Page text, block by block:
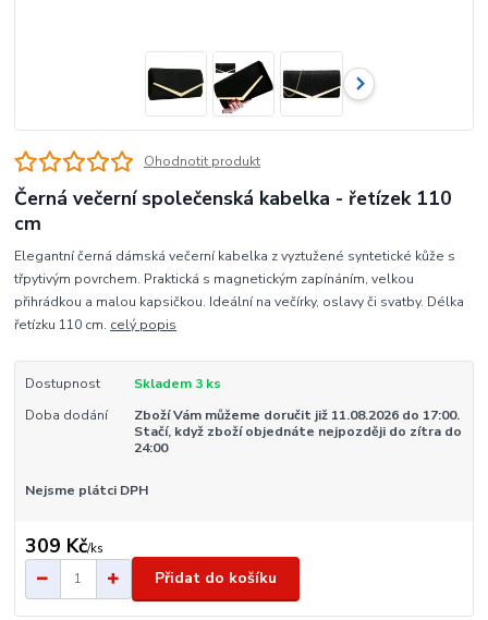
Ohodnotit produkt
Černá večerní společenská kabelka - řetízek 110
cm
Elegantní černá dámská večerní kabelka z vyztužené syntetické kůže s
třpytivým povrchem. Praktická s magnetickým zapínáním, velkou
přihrádkou a malou kapsičkou. Ideální na večírky, oslavy či svatby. Délka
řetízku 110 cm. celý popis
Dostupnost
Skladem 3 ks
Doba dodání
Zboží Vám můžeme doručit již 11.08.2026 do 17:00.
Stačí, když zboží objednáte nejpozději do zítra do
24:00
Nejsme plátci DPH
309 Kč/ks
Přidat do košíku